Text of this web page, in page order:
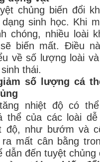
chủng biến đổi
sinh học. Khi
chóng, nhiều loài
biến mất. Điều
về số lượng loài
thái.
số lượng cá
nhiệt độ có
thể của các loài
độ, như bướm và
mất cân bằng
dẫn đến tuyệt chủng